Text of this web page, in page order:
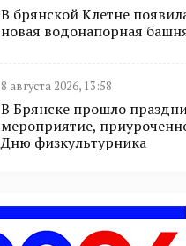
В брянской Клетне
новая водонапорная
8 августа 2026, 13:58
В Брянске прошло
мероприятие,
Дню физкультурника